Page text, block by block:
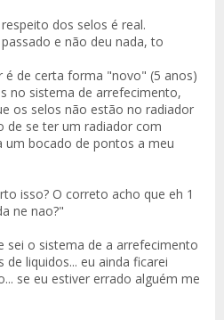
dos selos é real.
e não deu nada, to
de certa forma "novo" (5 anos)
no sistema de arrefecimento,
os selos não estão no radiador
de se ter um radiador com
bocado de pontos a meu
isso? O correto acho que eh 1
ne nao?"
sei o sistema de a arrefecimento
liquidos... eu ainda ficarei
se eu estiver errado alguém me